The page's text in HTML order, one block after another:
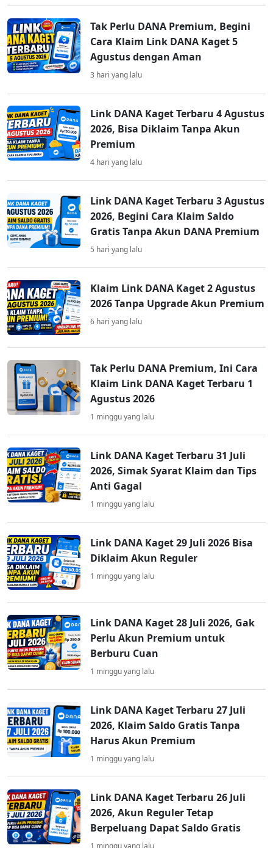
Tak Perlu DANA Premium, Begini
Cara Klaim Link DANA Kaget 5
Agustus dengan Aman
3 hari yang lalu
Link DANA Kaget Terbaru 4 Agustus
2026, Bisa Diklaim Tanpa Akun
Premium
4 hari yang lalu
Link DANA Kaget Terbaru 3 Agustus
2026, Begini Cara Klaim Saldo
Gratis Tanpa Akun DANA Premium
5 hari yang lalu
Klaim Link DANA Kaget 2 Agustus
2026 Tanpa Upgrade Akun Premium
6 hari yang lalu
Tak Perlu DANA Premium, Ini Cara
Klaim Link DANA Kaget Terbaru 1
Agustus 2026
1 minggu yang lalu
Link DANA Kaget Terbaru 31 Juli
2026, Simak Syarat Klaim dan Tips
Anti Gagal
1 minggu yang lalu
Link DANA Kaget 29 Juli 2026 Bisa
Diklaim Akun Reguler
1 minggu yang lalu
Link DANA Kaget 28 Juli 2026, Gak
Perlu Akun Premium untuk
Berburu Cuan
1 minggu yang lalu
Link DANA Kaget Terbaru 27 Juli
2026, Klaim Saldo Gratis Tanpa
Harus Akun Premium
1 minggu yang lalu
Link DANA Kaget Terbaru 26 Juli
2026, Akun Reguler Tetap
Berpeluang Dapat Saldo Gratis